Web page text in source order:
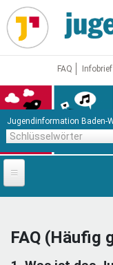
Direkt
zum
Inhalt
FAQ
Jugendinformation Baden-
Startseite
Jugendnetz
FAQ (Häufig